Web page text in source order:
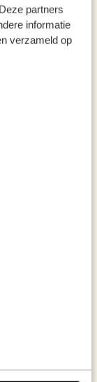
partners
informatie
verzameld op